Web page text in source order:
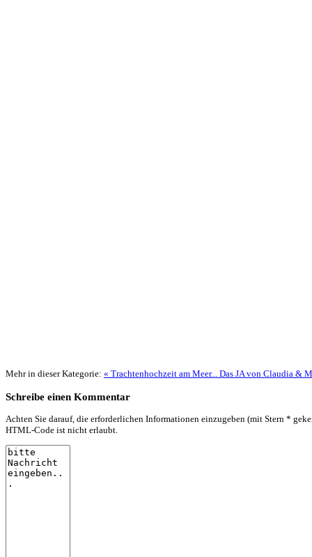
Mehr in dieser Kategorie: « Trachtenhochzeit am Meer... Das JA von Claudia &
Schreibe einen Kommentar
Achten Sie darauf, die erforderlichen Informationen einzugeben (mit Stern *
HTML-Code ist nicht erlaubt.